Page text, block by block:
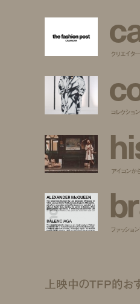
c
クリエイタ
c
コレクショ
hi
アイコンか
br
ファッショ
上映中のTFP的お